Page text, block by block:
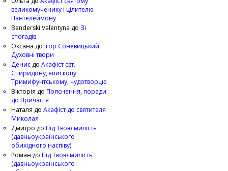
великомученику і цілителю
Пантелеймону
Benderski Valentyna до Зі
спогадів
Оксана до Ігор Соневицький.
Духовні твори
Денис до Акафіст свт.
Спиридону, єпископу
Тримифунтському, чудотворцю
Вікторія до Пояснення, поради
до Причастя
Наталя до Акафіст до святителя
Миколая
Дмитро до Під Твою милість
(давньоукраїнського
обихідного наспіву)
Роман до Під Твою милість
(давньоукраїнського